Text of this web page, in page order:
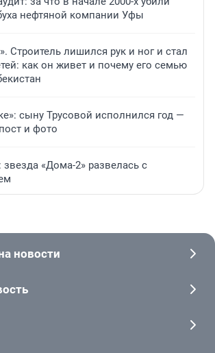
нефтяной компании Уфы
Строитель лишился рук и ног и стал
как он живет и почему его семью
сыну Трусовой исполнился год —
и фото
звезда «Дома-2» развелась с
новости